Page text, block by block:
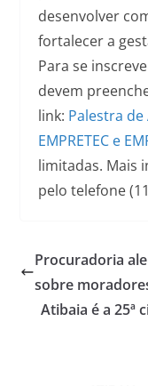
desenvolver
fortalecer a
Para se
devem
link: Palestra
EMPRETEC e
limitadas. Mais
pelo telefone
Procuradoria
sobre
Atibaia é a 25ª